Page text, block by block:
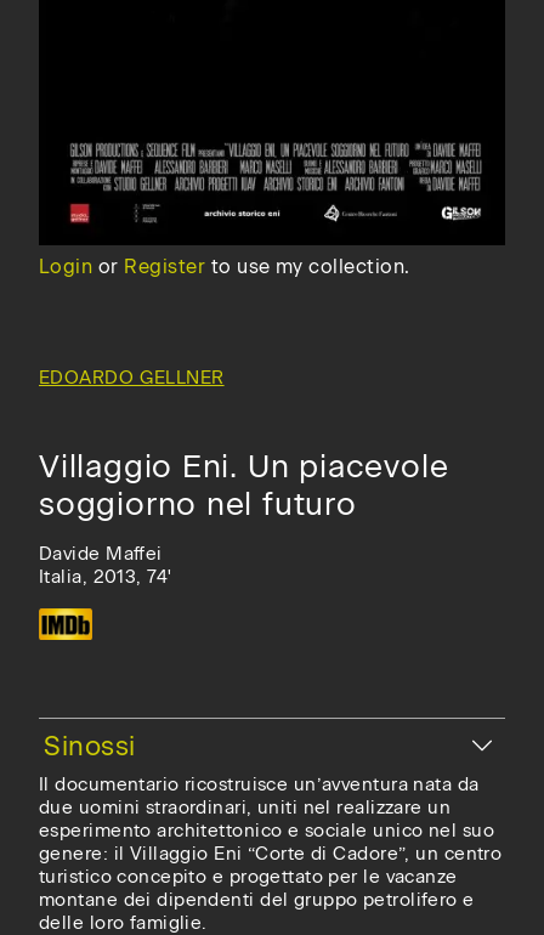
Login or Register to use my collection.
EDOARDO GELLNER
Villaggio Eni. Un piacevole
soggiorno nel futuro
Davide Maffei
Italia, 2013, 74'
Il documentario ricostruisce un’avventura nata da
due uomini straordinari, uniti nel realizzare un
esperimento architettonico e sociale unico nel suo
genere: il Villaggio Eni “Corte di Cadore”, un centro
turistico concepito e progettato per le vacanze
montane dei dipendenti del gruppo petrolifero e
delle loro famiglie.